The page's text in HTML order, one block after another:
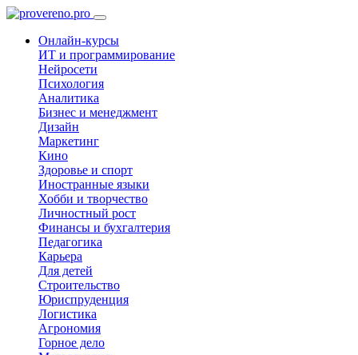
Онлайн-курсы
ИТ и программирование
Нейросети
Психология
Аналитика
Бизнес и менеджмент
Дизайн
Маркетинг
Кино
Здоровье и спорт
Иностранные языки
Хобби и творчество
Личностный рост
Финансы и бухгалтерия
Педагогика
Карьера
Для детей
Строительство
Юриспруденция
Логистика
Агрономия
Горное дело